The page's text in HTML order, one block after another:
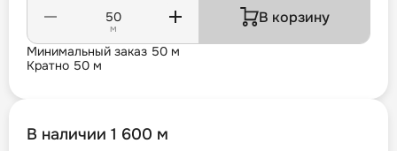
м
В корзину
Минимальный заказ 50 м
Кратно 50 м
В наличии 1 600 м